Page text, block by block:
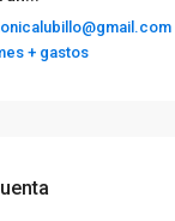
+ gastos